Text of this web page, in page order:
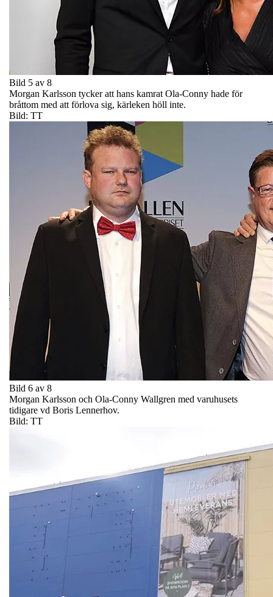
Bild 5 av 8
Morgan Karlsson tycker att hans kamrat Ola-Conny hade för
bråttom med att förlova sig, kärleken höll inte.
Bild: TT
Bild 6 av 8
Morgan Karlsson och Ola-Conny Wallgren med varuhusets
tidigare vd Boris Lennerhov.
Bild: TT